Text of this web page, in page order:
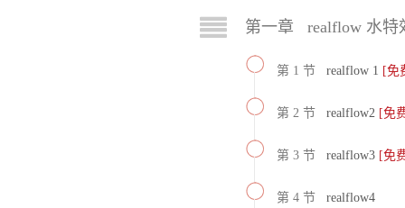
第一章 realflow 水特
第 1 节 realflow 1 [免
第 2 节 realflow2 [免
第 3 节 realflow3 [免
第 4 节 realflow4